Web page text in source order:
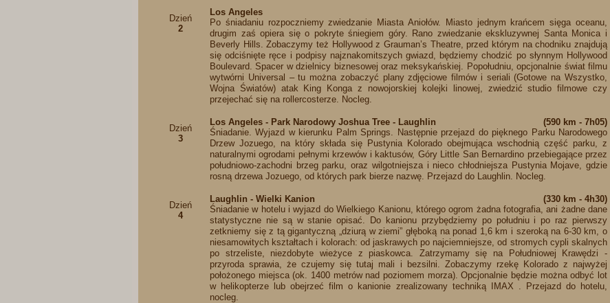
Dzień
2
Los Angeles
Po śniadaniu rozpoczniemy zwiedzanie Miasta Aniołów. Miasto jednym krańcem sięga oceanu,
drugim zaś opiera się o pokryte śniegiem góry. Rano zwiedzanie ekskluzywnej Santa Monica i
Beverly Hills. Zobaczymy też Hollywood z Grauman’s Theatre, przed którym na chodniku znajdują
się odciśnięte ręce i podpisy najznakomitszych gwiazd, będziemy chodzić po słynnym Hollywood
Boulevard. Spacer w dzielnicy biznesowej oraz meksykańskiej. Popołudniu, opcjonalnie świat filmu
wytwórni Universal – tu można zobaczyć plany zdjęciowe filmów i seriali (Gotowe na Wszystko,
Wojna Światów) atak King Konga z nowojorskiej kolejki linowej, zwiedzić studio filmowe czy
przejechać się na rollercosterze. Nocleg.
Dzień
3
Los Angeles - Park Narodowy Joshua Tree - Laughlin
(590 km - 7h05)
Śniadanie. Wyjazd w kierunku Palm Springs. Następnie przejazd do pięknego Parku Narodowego
Drzew Jozuego, na który składa się Pustynia Kolorado obejmująca wschodnią część parku, z
naturalnymi ogrodami pełnymi krzewów i kaktusów, Góry Little San Bernardino przebiegające przez
południowo-zachodni brzeg parku, oraz wilgotniejsza i nieco chłodniejsza Pustynia Mojave, gdzie
rosną drzewa Jozuego, od których park bierze nazwę. Przejazd do Laughlin. Nocleg.
Dzień
4
Laughlin - Wielki Kanion
(330 km - 4h30)
Śniadanie w hotelu i wyjazd do Wielkiego Kanionu, którego ogrom żadna fotografia, ani żadne dane
statystyczne nie są w stanie opisać. Do kanionu przybędziemy po południu i po raz pierwszy
zetkniemy się z tą gigantyczną „dziurą w ziemi” głęboką na ponad 1,6 km i szeroką na 6-30 km, o
niesamowitych kształtach i kolorach: od jaskrawych po najciemniejsze, od stromych cypli skalnych
po strzeliste, niezdobyte wieżyce z piaskowca. Zatrzymamy się na Południowej Krawędzi -
przyroda sprawia, że czujemy się tutaj mali i bezsilni. Zobaczymy rzekę Kolorado z najwyżej
położonego miejsca (ok. 1400 metrów nad poziomem morza). Opcjonalnie będzie można odbyć lot
w helikopterze lub obejrzeć film o kanionie zrealizowany techniką IMAX . Przejazd do hotelu,
nocleg.